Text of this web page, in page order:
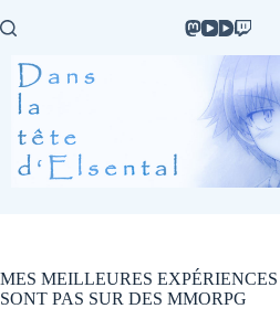
au
MES MEILLEURES
SONT PAS SUR DES MMORPG